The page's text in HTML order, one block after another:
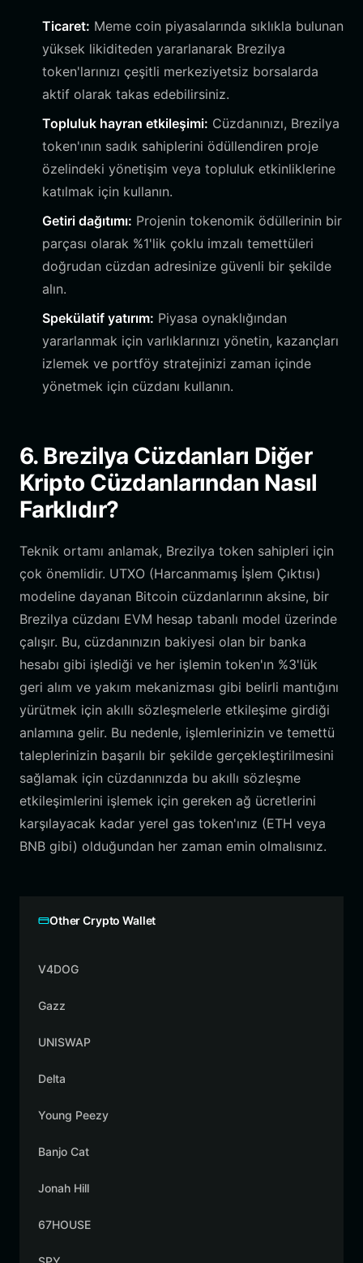
Ticaret: Meme coin piyasalarında sıklıkla bulunan
yüksek likiditeden yararlanarak Brezilya
token'larınızı çeşitli merkeziyetsiz borsalarda
aktif olarak takas edebilirsiniz.
Topluluk hayran etkileşimi: Cüzdanınızı, Brezilya
token'ının sadık sahiplerini ödüllendiren proje
özelindeki yönetişim veya topluluk etkinliklerine
katılmak için kullanın.
Getiri dağıtımı: Projenin tokenomik ödüllerinin bir
parçası olarak %1'lik çoklu imzalı temettüleri
doğrudan cüzdan adresinize güvenli bir şekilde
alın.
Spekülatif yatırım: Piyasa oynaklığından
yararlanmak için varlıklarınızı yönetin, kazançları
izlemek ve portföy stratejinizi zaman içinde
yönetmek için cüzdanı kullanın.
6. Brezilya Cüzdanları Diğer
Kripto Cüzdanlarından Nasıl
Farklıdır?
Teknik ortamı anlamak, Brezilya token sahipleri için
çok önemlidir. UTXO (Harcanmamış İşlem Çıktısı)
modeline dayanan Bitcoin cüzdanlarının aksine, bir
Brezilya cüzdanı EVM hesap tabanlı model üzerinde
çalışır. Bu, cüzdanınızın bakiyesi olan bir banka
hesabı gibi işlediği ve her işlemin token'ın %3'lük
geri alım ve yakım mekanizması gibi belirli mantığını
yürütmek için akıllı sözleşmelerle etkileşime girdiği
anlamına gelir. Bu nedenle, işlemlerinizin ve temettü
taleplerinizin başarılı bir şekilde gerçekleştirilmesini
sağlamak için cüzdanınızda bu akıllı sözleşme
etkileşimlerini işlemek için gereken ağ ücretlerini
karşılayacak kadar yerel gas token'ınız (ETH veya
BNB gibi) olduğundan her zaman emin olmalısınız.
Other Crypto Wallet
V4DOG
Gazz
UNISWAP
Delta
Young Peezy
Banjo Cat
Jonah Hill
67HOUSE